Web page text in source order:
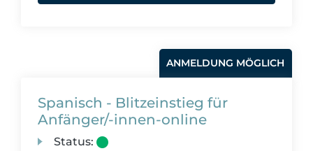
ANMELDUNG MÖGLICH
Spanisch - Blitzeinstieg für
Anfänger/-innen-online
Status: